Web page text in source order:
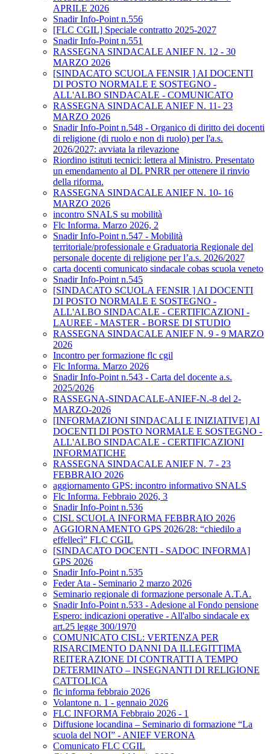
APRILE 2026
Snadir Info-Point n.556
[FLC CGIL] Speciale contratto 2025-2027
Snadir Info-Point n.551
RASSEGNA SINDACALE ANIEF N. 12 - 30
MARZO 2026
[SINDACATO SCUOLA FENSIR ] AI DOCENTI
DI POSTO NORMALE E SOSTEGNO -
ALL'ALBO SINDACALE - COMUNICATO
RASSEGNA SINDACALE ANIEF N. 11- 23
MARZO 2026
Snadir Info-Point n.548 - Organico di diritto dei docenti
di religione (di ruolo e non di ruolo) per l'a.s.
2026/2027: avviata la rilevazione
Riordino istituti tecnici: lettera al Ministro. Presentato
un emendamento al DL PNRR per ottenere il rinvio
della riforma.
RASSEGNA SINDACALE ANIEF N. 10- 16
MARZO 2026
incontro SNALS su mobilità
Flc Informa. Marzo 2026, 2
Snadir Info-Point n.547 - Mobilità
territoriale/professionale e Graduatoria Regionale del
personale docente di religione per l’a.s. 2026/2027
carta docenti comunicato sindacale cobas scuola veneto
Snadir Info-Point n.545
[SINDACATO SCUOLA FENSIR ] AI DOCENTI
DI POSTO NORMALE E SOSTEGNO -
ALL'ALBO SINDACALE - CERTIFICAZIONI -
LAUREE - MASTER - BORSE DI STUDIO
RASSEGNA SINDACALE ANIEF N. 9 - 9 MARZO
2026
Incontro per formazione flc cgil
Flc Informa. Marzo 2026
Snadir Info-Point n.543 - Carta del docente a.s.
2025/2026
RASSEGNA-SINDACALE-ANIEF-N.-8 del 2-
MARZO-2026
[INFORMAZIONI SINDACALI E INIZIATIVE] AI
DOCENTI DI POSTO NORMALE E SOSTEGNO -
ALL'ALBO SINDACALE - CERTIFICAZIONI
INFORMATICHE
RASSEGNA SINDACALE ANIEF N. 7 - 23
FEBBRAIO 2026
aggiornamento GPS: incontro informativo SNALS
Flc Informa. Febbraio 2026, 3
Snadir Info-Point n.536
CISL SCUOLA INFORMA FEBBRAIO 2026
AGGIORNAMENTO GPS 2026/28: “chiedilo a
effellecì” FLC CGIL
[SINDACATO DOCENTI - SADOC INFORMA]
GPS 2026
Snadir Info-Point n.535
Feder Ata - Seminario 2 marzo 2026
Seminario regionale di formazione personale A.T.A.
Snadir Info-Point n.533 - Adesione al Fondo pensione
Espero: indicazioni operative - All'albo sindacale ex
art.25 legge 300/1970
COMUNICATO CISL: VERTENZA PER
RISARCIMENTO DANNI DA ILLEGITTIMA
REITERAZIONE DI CONTRATTI A TEMPO
DETERMINATO – INSEGNANTI DI RELIGIONE
CATTOLICA
flc informa febbraio 2026
Volantone n. 1 - gennaio 2026
FLC INFORMA Febbraio 2026 - 1
Diffusione locandina – Seminario di formazione “La
scuola del NOI” - ANIEF VERONA
Comunicato FLC CGIL